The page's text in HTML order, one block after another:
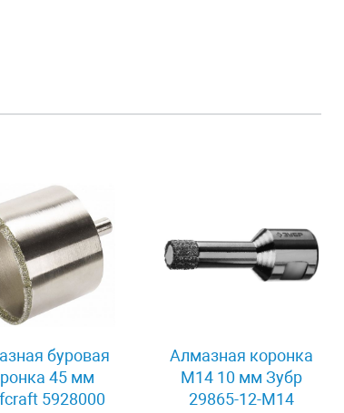
буровая
45 мм
5928000
Алмазная коронка
М14 10 мм Зубр
29865-12-M14